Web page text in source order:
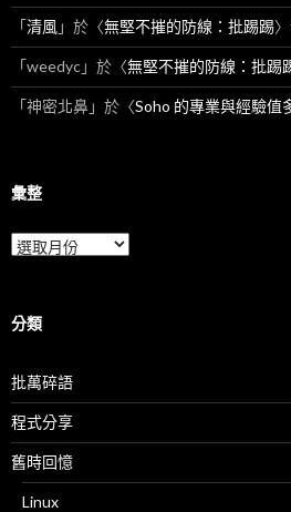
「清風 」於〈無堅不摧的防線：批踢踢
「weedyc」於〈無堅不摧的防線：批踢
「神密北鼻」於〈Soho 的專業與經驗值
彙整
彙
整
分類
批萬碎語
程式分享
舊時回憶
Linux